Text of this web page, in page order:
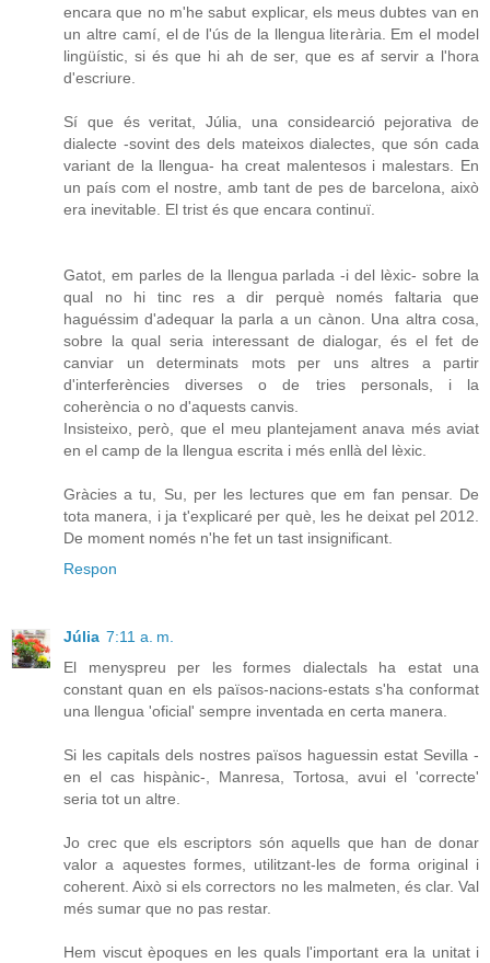
encara que no m'he sabut explicar, els meus dubtes van en
un altre camí, el de l'ús de la llengua literària. Em el model
lingüístic, si és que hi ah de ser, que es af servir a l'hora
d'escriure.
Sí que és veritat, Júlia, una considearció pejorativa de
dialecte -sovint des dels mateixos dialectes, que són cada
variant de la llengua- ha creat malentesos i malestars. En
un país com el nostre, amb tant de pes de barcelona, això
era inevitable. El trist és que encara continuï.
Gatot, em parles de la llengua parlada -i del lèxic- sobre la
qual no hi tinc res a dir perquè només faltaria que
haguéssim d'adequar la parla a un cànon. Una altra cosa,
sobre la qual seria interessant de dialogar, és el fet de
canviar un determinats mots per uns altres a partir
d'interferències diverses o de tries personals, i la
coherència o no d'aquests canvis.
Insisteixo, però, que el meu plantejament anava més aviat
en el camp de la llengua escrita i més enllà del lèxic.
Gràcies a tu, Su, per les lectures que em fan pensar. De
tota manera, i ja t'explicaré per què, les he deixat pel 2012.
De moment només n'he fet un tast insignificant.
Respon
Júlia 7:11 a. m.
El menyspreu per les formes dialectals ha estat una
constant quan en els països-nacions-estats s'ha conformat
una llengua 'oficial' sempre inventada en certa manera.
Si les capitals dels nostres països haguessin estat Sevilla -
en el cas hispànic-, Manresa, Tortosa, avui el 'correcte'
seria tot un altre.
Jo crec que els escriptors són aquells que han de donar
valor a aquestes formes, utilitzant-les de forma original i
coherent. Això si els correctors no les malmeten, és clar. Val
més sumar que no pas restar.
Hem viscut èpoques en les quals l'important era la unitat i